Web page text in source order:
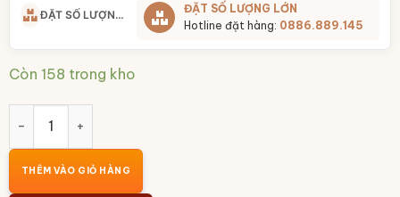
ĐẶT SỐ LƯỢNG LỚN
ĐẶT SỐ LƯỢNG LỚN
Hotline đặt hàng: 0886.889.145
Còn 158 trong kho
THÊM VÀO GIỎ HÀNG